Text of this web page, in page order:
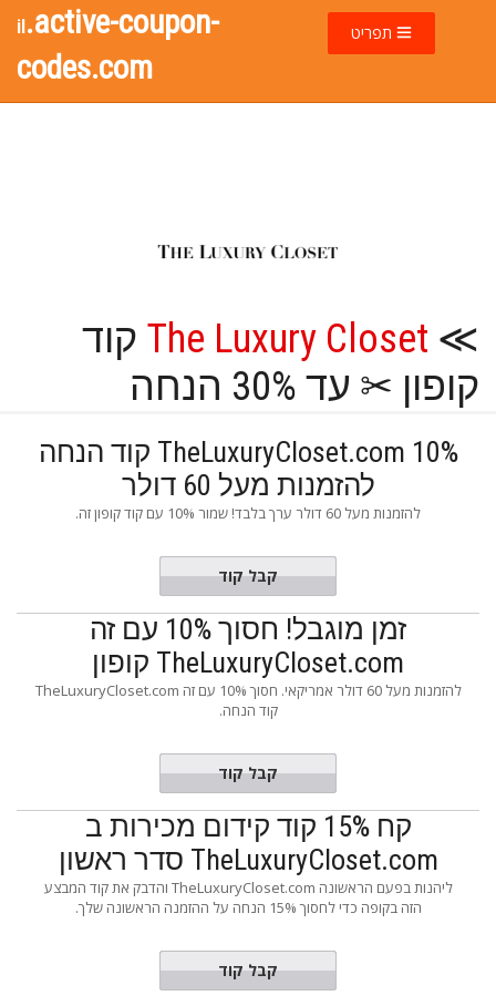
il.active-coupon-
codes.com
תפריט
≫
The Luxury Closet קוד
קופון ✂ עד 30% הנחה
10% TheLuxuryCloset.com קוד הנחה
להזמנות מעל 60 דולר
להזמנות מעל 60 דולר ערך בלבד! שמור 10% עם קוד קופון זה.
L43 קבל קוד
זמן מוגבל! חסוך 10% עם זה
TheLuxuryCloset.com קופון
להזמנות מעל 60 דולר אמריקאי. חסוך 10% עם זה TheLuxuryCloset.com
קוד הנחה.
L45 קבל קוד
קח 15% קוד קידום מכירות ב
TheLuxuryCloset.com סדר ראשון
ליהנות בפעם הראשונה TheLuxuryCloset.com והדבק את קוד המבצע
הזה בקופה כדי לחסוך 15% הנחה על ההזמנה הראשונה שלך.
NEW15קבל קוד